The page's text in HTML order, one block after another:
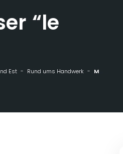
“le
Est Rund ums Handwerk Montagekurs Messer "le mineur" 1 Tag